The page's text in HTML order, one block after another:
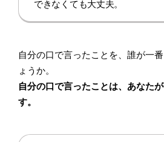
できなくても大丈夫。
自分の口で言ったことを、誰が一
ょうか。
自分の口で言ったことは、あなた
す。